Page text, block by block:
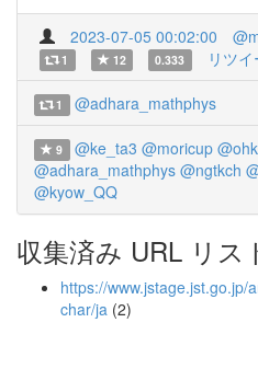
2023-07-05 00:02:00
1 12 0.333 リツ
1 @adhara_mathphys
9 @ke_ta3 @moricup
@adhara_mathphys @ngtkch
@kyow_QQ
収集済み URL リス
https://
char/ja (2)